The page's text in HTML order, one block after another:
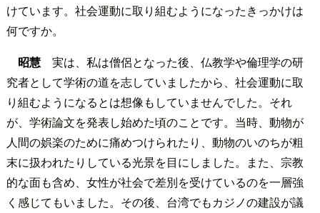
けています。社会運動に取り組むようになったきっかけは
何ですか。
昭慧実は、私は僧侶となった後、仏教学や倫理学の研
究者として学術の道を志していましたから、社会運動に取
り組むようになるとは想像もしていませんでした。それ
が、学術論文を発表し始めた頃のことです。当時、動物が
人間の娯楽のために痛めつけられたり、動物のいのちが粗
末に扱われたりしている光景を目にしました。また、宗教
的な面も含め、女性が社会で差別を受けているのを一層強
く感じてもいました。その後、台湾でもカジノの建設が議